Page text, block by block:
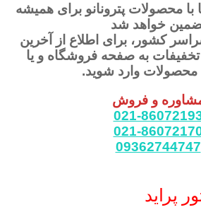
محصولات پترونانو برای همیشه
خواهد شد
کشور، برای اطلاع از آخرین
به صفحه فروشگاه و یا
وارد شوید.
و فروش
021-
021-
09362744747
پراید